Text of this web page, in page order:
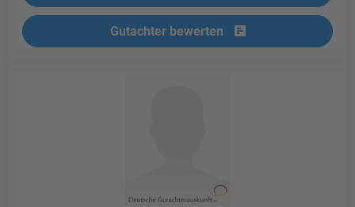
Gutachter bewerten